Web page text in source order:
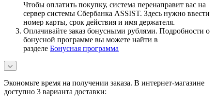
Чтобы оплатить покупку, система перенаправит вас на
сервер системы Сбербанка ASSIST. Здесь нужно ввести
номер карты, срок действия и имя держателя.
Оплачивайте заказ бонусными рублями. Подробности о
бонусной программе вы можете найти в
разделе Бонусная программа
Экономьте время на получении заказа. В интернет-магазине
доступно 3 варианта доставки: